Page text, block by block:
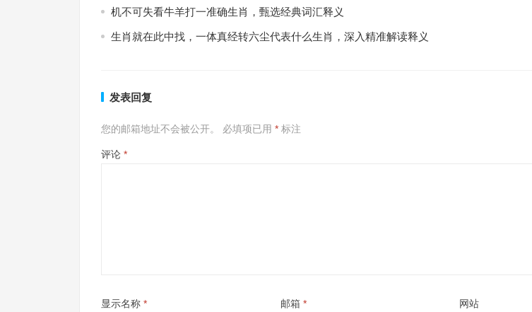
机不可失看牛羊打一准确生肖，甄选经典词汇释义
生肖就在此中找，一体真经转六尘代表什么生肖，深入精准解读释义
发表回复
您的邮箱地址不会被公开。 必填项已用 * 标注
评论 *
显示名称 * 邮箱 * 网站